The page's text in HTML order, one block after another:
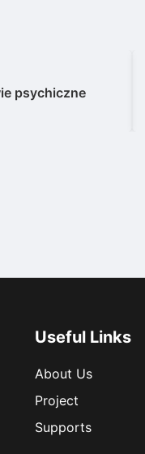
psychiczne
Useful Links
About Us
Project
Supports